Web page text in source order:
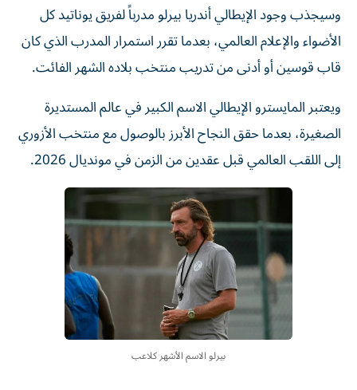
وسيجذب وجود الإيطالي أندريا بيرلو مدرباً لفريق يوناتيد كل
الأضواء والإعلام العالمي، بعدما تقرر استمرار المدرب الذي كان
قاب قوسين أو أدنى من تدريب منتخب بلاده الشهر الفائت.
ويعتبر المايسترو الإيطالي الاسم الكبير في عالم المستديرة
الصغيرة، بعدما حقق النجاح الأبرز بالوصول مع منتخب الأزوري
إلى اللقب العالمي قبل عقدين من الزمن في مونديال 2026.
بيرلو الاسم الأشهر كلاعب